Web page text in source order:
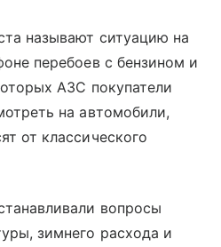
называют ситуацию на
перебоев с бензином и
АЗС покупатели
на автомобили,
от классического
вопросы
зимнего расхода и